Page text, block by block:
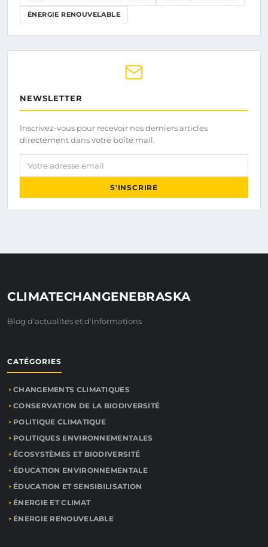
ÉNERGIE RENOUVELABLE
NEWSLETTER
Inscrivez-vous pour recevoir nos derniers articles
directement dans votre boîte mail.
Votre adresse email
S'INSCRIRE
CLIMATECHANGENEBRASKA
Blog d'actualités et d'informations
CATÉGORIES
CHANGEMENTS CLIMATIQUES
CONSERVATION DE LA BIODIVERSITÉ
POLITIQUE CLIMATIQUE
POLITIQUES ENVIRONNEMENTALES
ÉCOSYSTÈMES ET BIODIVERSITÉ
ÉDUCATION ENVIRONNEMENTALE
ÉDUCATION ET SENSIBILISATION
ÉNERGIE ET CLIMAT
ÉNERGIE RENOUVELABLE